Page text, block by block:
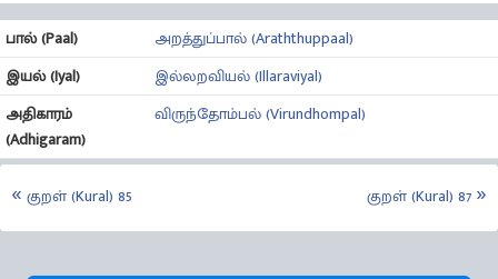
பால் (Paal)
அறத்துப்பால் (Araththuppaal)
இயல் (Iyal)
இல்லறவியல் (Illaraviyal)
அதிகாரம்
(Adhigaram)
விருந்தோம்பல் (Virundhompal)
குறள் (Kural) 85 குறள் (Kural) 87